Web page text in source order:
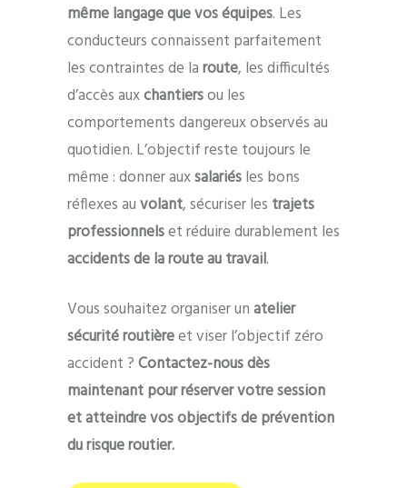
même langage que vos équipes. Les
conducteurs connaissent parfaitement
les contraintes de laroute, les difficultés
d’accès auxchantiersou les
comportements dangereux observés au
quotidien. L’objectif reste toujours le
même : donner auxsalariésles bons
réflexes auvolant, sécuriser les trajets
professionnelset réduire durablement les
accidents de la route au travail.
Vous souhaitez organiser unatelier
sécurité routièreet viser l’objectif zéro
accident ?Contactez-nous dès
maintenant pour réserver votre session
et atteindre vos objectifs de prévention
du risque routier.